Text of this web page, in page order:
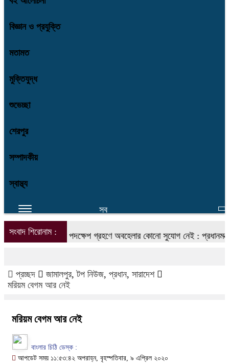
বিজ্ঞান ও প্রযুক্তি
মতামত
মুক্তিযুদ্ধ
শুভেচ্ছা
শেরপুর
সম্পাদকীয়
স্বাস্থ্য
সব
সংবাদ শিরোনাম :
রোধে সমন্বিত পদক্ষেপ গ্রহণে অবহেলার কোনো সুযোগ নেই : প্রধানমন্ত্রী
প্রচ্ছদ জামালপুর,টপ নিউজ, প্রধান, সারাদেশ
মরিয়ম বেগম আর নেই
মরিয়ম বেগম আর নেই
বাংলার চিঠি ডেস্ক :
আপডেট সময় ১১:৫৩:৪২ অপরাহ্ন, বৃহস্পতিবার, ৯ এপ্রিল ২০২০